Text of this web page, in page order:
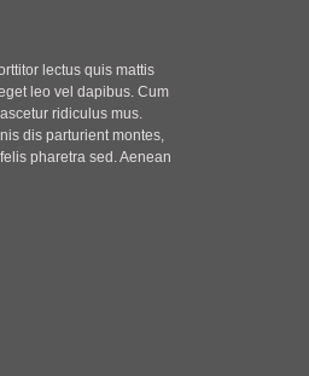
lectus quis mattis
leo vel dapibus. Cum
ridiculus mus.
dis parturient montes,
pharetra sed. Aenean